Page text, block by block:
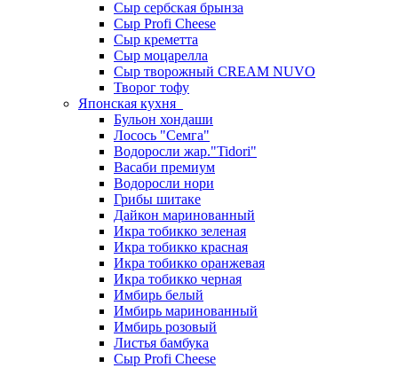
Сыр сербская брынза
Сыр Profi Cheese
Сыр креметта
Сыр моцарелла
Сыр творожный CREАM NUVO
Творог тофу
Японская кухня
Бульон хондаши
Лосось "Семга"
Водоросли жар."Tidori"
Васаби премиум
Водоросли нори
Грибы шитаке
Дайкон маринованный
Икра тобикко зеленая
Икра тобикко красная
Икра тобикко оранжевая
Икра тобикко черная
Имбирь белый
Имбирь маринованный
Имбирь розовый
Листья бамбука
Сыр Profi Cheese